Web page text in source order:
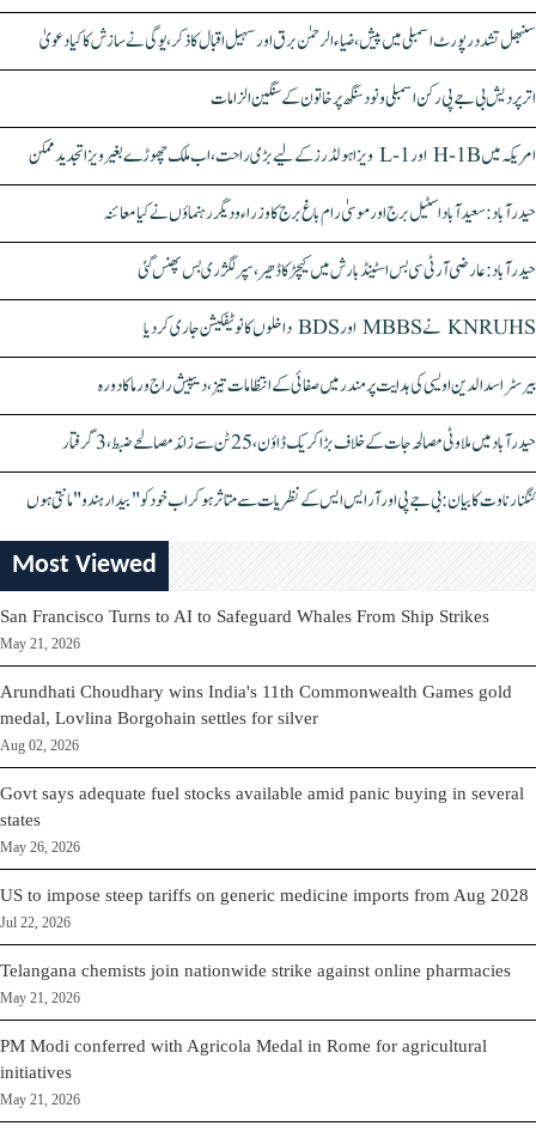
سنبھل تشدد رپورٹ اسمبلی میں پیش، ضیاء الرحمٰن برق اور سہیل اقبال کا ذکر، یوگی نے سازش کا کیا دعویٰ
اتر پردیش بی جے پی رکن اسمبلی ونود سنگھ پر خاتون کے سنگین الزامات
امریکہ میں H-1B اور L-1 ویزا ہولڈرز کے لیے بڑی راحت، اب ملک چھوڑے بغیر ویزا تجدید ممکن
حیدرآباد: سعیدآباد اسٹیل برج اور موسیٰ رام باغ برج کا وزراء و دیگر رہنماؤں نے کیا معائنہ
حیدرآباد: عارضی آر ٹی سی بس اسٹینڈ بارش میں کیچڑ کا ڈھیر، سپر لگژری بس پھنس گئی
KNRUHS نے MBBS اور BDS داخلوں کا نوٹیفکیشن جاری کر دیا
بیرسٹر اسدالدین اویسی کی ہدایت پر مندر میں صفائی کے انتظامات تیز، دیپیش راج ورما کا دورہ
حیدرآباد میں ملاوٹی مصالحہ جات کے خلاف بڑا کریک ڈاؤن، 25 ٹن سے زائد مصالحے ضبط، 3 گرفتار
کنگنا رناوت کا بیان: بی جے پی اور آر ایس ایس کے نظریات سے متاثر ہو کر اب خود کو "بیدار ہندو" مانتی ہوں
Most Viewed
San Francisco Turns to AI to Safeguard Whales From Ship Strikes
May 21, 2026
Arundhati Choudhary wins India's 11th Commonwealth Games gold
medal, Lovlina Borgohain settles for silver
Aug 02, 2026
Govt says adequate fuel stocks available amid panic buying in several
states
May 26, 2026
US to impose steep tariffs on generic medicine imports from Aug 2028
Jul 22, 2026
Telangana chemists join nationwide strike against online pharmacies
May 21, 2026
PM Modi conferred with Agricola Medal in Rome for agricultural
initiatives
May 21, 2026